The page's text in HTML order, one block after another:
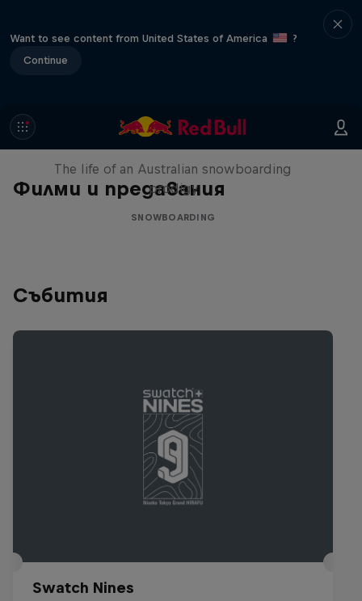
Want to see content from United States of America
?
Continue
Филми и предавания
Volare: Valentino Guseli
The life of an Australian snowboarding
prodigy
SNOWBOARDING
Събития
Swatch Nines